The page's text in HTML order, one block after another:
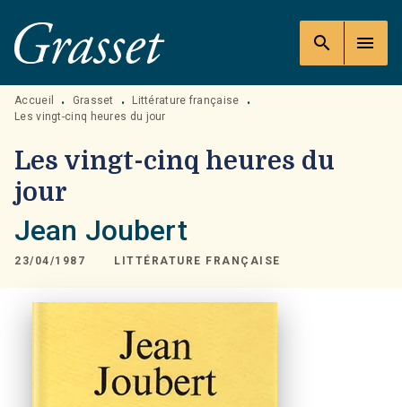
MENU RECHERCHE
PIED DE PAGE
search menu
Accueil • Grasset • Littérature française
•
Les vingt-cinq heures du jour
Les vingt-cinq heures du
jour
Jean Joubert
23/04/1987 LITTÉRATURE FRANÇAISE